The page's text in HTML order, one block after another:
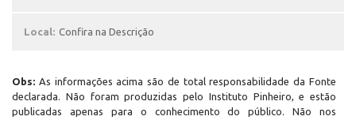
Local: Confira na Descrição
Obs: As informações acima são de total responsabilidade da Fonte
declarada. Não foram produzidas pelo Instituto Pinheiro, e estão
publicadas apenas para o conhecimento do público. Não nos